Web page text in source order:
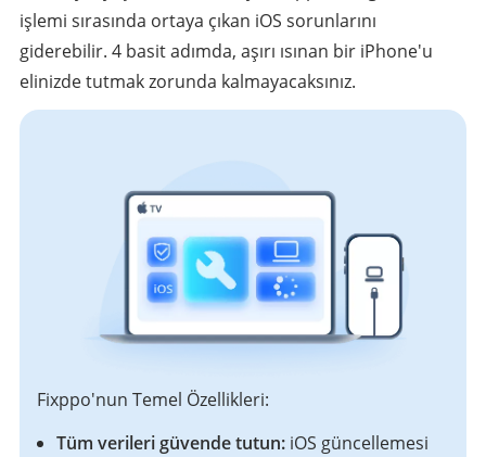
işlemi sırasında ortaya çıkan iOS sorunlarını
giderebilir. 4 basit adımda, aşırı ısınan bir iPhone'u
elinizde tutmak zorunda kalmayacaksınız.
Fixppo'nun Temel Özellikleri:
Tüm verileri güvende tutun: iOS güncellemesi